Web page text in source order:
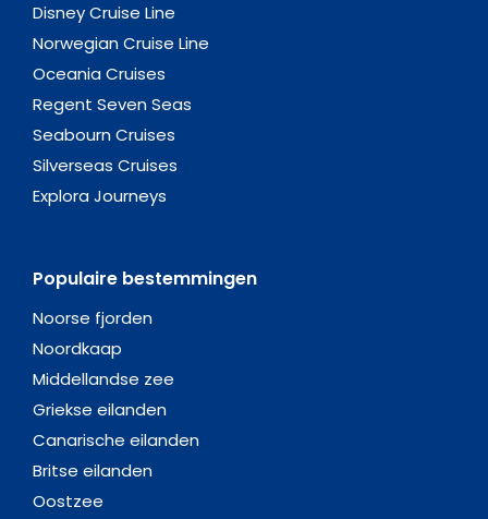
Disney Cruise Line
Norwegian Cruise Line
Oceania Cruises
Regent Seven Seas
Seabourn Cruises
Silverseas Cruises
Explora Journeys
Populaire bestemmingen
Noorse fjorden
Noordkaap
Middellandse zee
Griekse eilanden
Canarische eilanden
Britse eilanden
Oostzee